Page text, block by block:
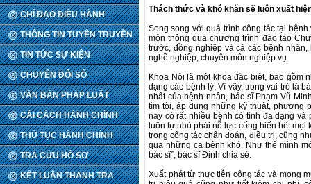
CHỈ ĐẠO ĐIỀU HÀNH
THÔNG TIN TUYÊN TRUYỀN
TIN TỨC SỰ KIỆN
CHUYỂN ĐỔI SỐ
VĂN BẢN PHÁP LUẬT
CẢI CÁCH HÀNH CHÍNH
THỦ TỤC HÀNH CHÍNH
TRA CỨU HỒ SƠ
KẾT LUẬN THANH TRA
Thách thức và khó khăn sẽ luôn xuất
Song song với quá trình công tác tại
môn thông qua chương trình đào tạo
trước, đồng nghiệp và cả các bệnh
nghề nghiệp, chuyên môn nghiệp vụ.
Khoa Nội là một khoa đặc biệt, bao gồm
dạng các bệnh lý. Vì vậy, trong vai trò là
nhất của bệnh nhân, bác sĩ Phạm Vũ
tìm tòi, áp dụng những kỹ thuật, phương
nay có rất nhiều bệnh có tính đa dạng
luôn tự nhủ phải nỗ lực cống hiến hết
trong công tác chẩn đoán, điều trị; cũng
qua những ca bệnh khó. Như thế mình
bác sĩ”, bác sĩ Đỉnh chia sẻ.
Xuất phát từ thực tiễn công tác và mong